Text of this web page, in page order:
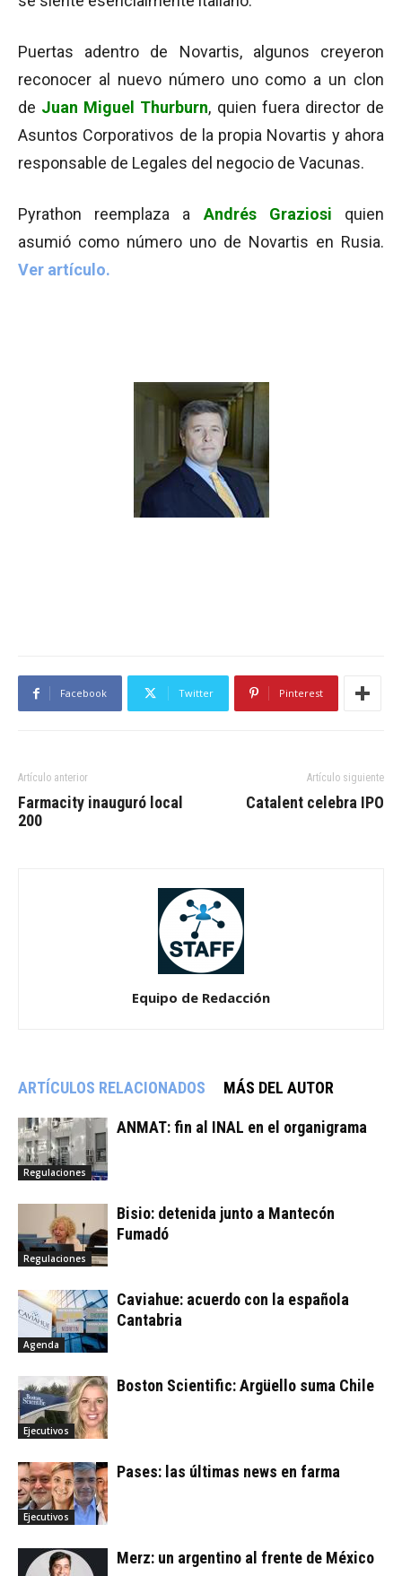
Puertas adentro de Novartis, algunos creyeron
reconocer al nuevo número uno como a un clon
de Juan Miguel Thurburn, quien fuera director de
Asuntos Corporativos de la propia Novartis y ahora
responsable de Legales del negocio de Vacunas.
Pyrathon reemplaza a Andrés Graziosi
quien
asumió como número uno de Novartis en Rusia.
Ver artículo.
Facebook Twitter Pinterest
Artículo anterior
Farmacity inauguró local
200
Artículo siguiente
Catalent celebra IPO
Equipo de Redacción
ARTÍCULOS RELACIONADOS MÁS DEL AUTOR
Regulaciones
ANMAT: fin al INAL en el organigrama
Regulaciones
Bisio: detenida junto a Mantecón
Fumadó
Agenda
Caviahue: acuerdo con la española
Cantabria
Ejecutivos
Boston Scientific: Argüello suma Chile
Ejecutivos
Pases: las últimas news en farma
Merz: un argentino al frente de México